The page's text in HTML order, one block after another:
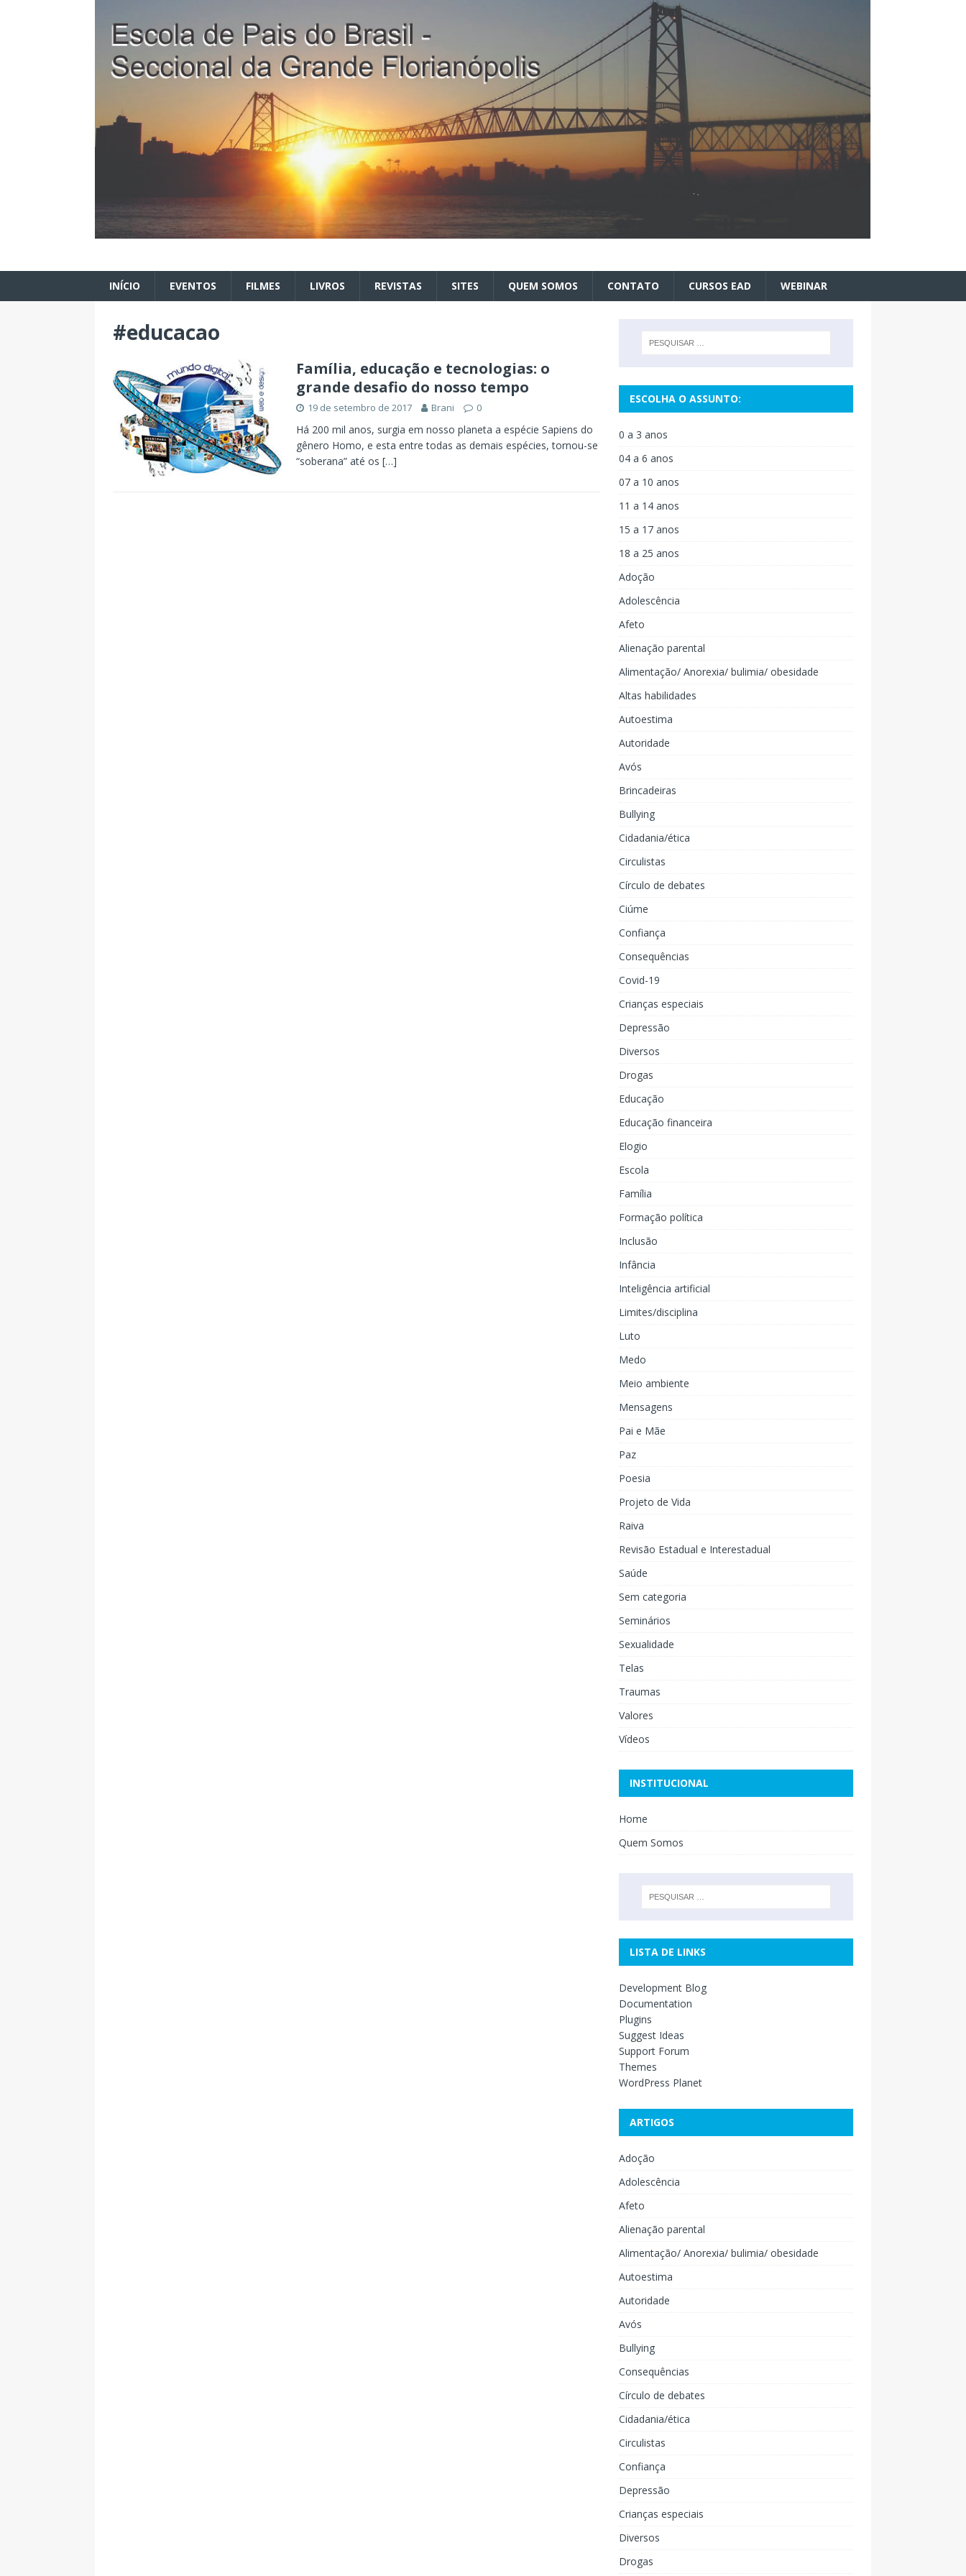
INÍCIO EVENTOS FILMES LIVROS REVISTAS SITES QUEM SOMOS CONTATO CURSOS EAD WEBINAR
#educacao
Família, educação e tecnologias: o
grande desafio do nosso tempo
19 de setembro de 2017 Brani 0
Há 200 mil anos, surgia em nosso planeta a espécie Sapiens do
gênero Homo, e esta entre todas as demais espécies, tornou-se
“soberana” até os […]
ESCOLHA O ASSUNTO:
0 a 3 anos
04 a 6 anos
07 a 10 anos
11 a 14 anos
15 a 17 anos
18 a 25 anos
Adoção
Adolescência
Afeto
Alienação parental
Alimentação/ Anorexia/ bulimia/ obesidade
Altas habilidades
Autoestima
Autoridade
Avós
Brincadeiras
Bullying
Cidadania/ética
Circulistas
Círculo de debates
Ciúme
Confiança
Consequências
Covid-19
Crianças especiais
Depressão
Diversos
Drogas
Educação
Educação financeira
Elogio
Escola
Família
Formação política
Inclusão
Infância
Inteligência artificial
Limites/disciplina
Luto
Medo
Meio ambiente
Mensagens
Pai e Mãe
Paz
Poesia
Projeto de Vida
Raiva
Revisão Estadual e Interestadual
Saúde
Sem categoria
Seminários
Sexualidade
Telas
Traumas
Valores
Vídeos
INSTITUCIONAL
Home
Quem Somos
LISTA DE LINKS
Development Blog
Documentation
Plugins
Suggest Ideas
Support Forum
Themes
WordPress Planet
ARTIGOS
Adoção
Adolescência
Afeto
Alienação parental
Alimentação/ Anorexia/ bulimia/ obesidade
Autoestima
Autoridade
Avós
Bullying
Consequências
Círculo de debates
Cidadania/ética
Circulistas
Confiança
Depressão
Crianças especiais
Diversos
Drogas